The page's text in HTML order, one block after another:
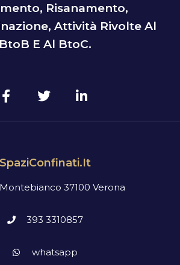
Risanamento,
Attività Rivolte Al
BtoB E Al BtoC.
SpaziConfinati.it
37100 Verona
393 3310857
whatsapp